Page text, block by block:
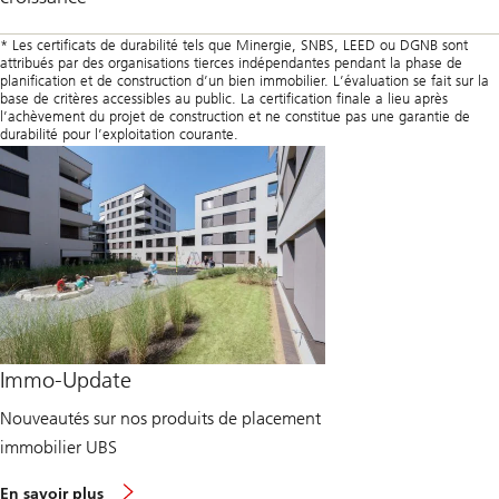
* Les certificats de durabilité tels que Minergie, SNBS, LEED ou DGNB sont
attribués par des organisations tierces indépendantes pendant la phase de
planification et de construction d’un bien immobilier. L’évaluation se fait sur la
base de critères accessibles au public. La certification finale a lieu après
l’achèvement du projet de construction et ne constitue pas une garantie de
durabilité pour l’exploitation courante.
Immo-Update
Nouveautés sur nos produits de placement
immobilier UBS
En savoir plus